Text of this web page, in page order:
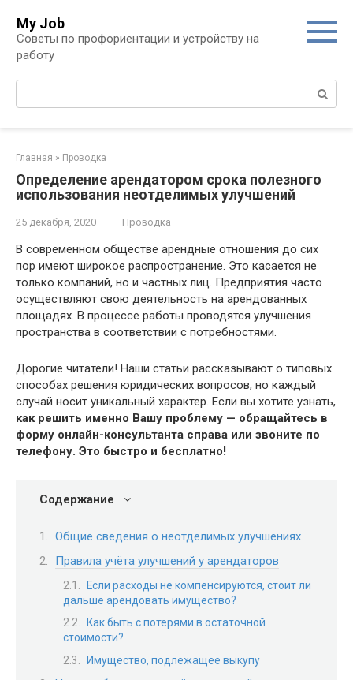
контенту
My Job
Советы по профориентации и устройству на
работу
Главная » Проводка
Определение арендатором срока полезного
использования неотделимых улучшений
25 декабря, 2020 Проводка
В современном обществе арендные отношения до сих
пор имеют широкое распространение. Это касается не
только компаний, но и частных лиц. Предприятия часто
осуществляют свою деятельность на арендованных
площадях. В процессе работы проводятся улучшения
пространства в соответствии с потребностями.
Дорогие читатели! Наши статьи рассказывают о типовых
способах решения юридических вопросов, но каждый
случай носит уникальный характер. Если вы хотите узнать,
как решить именно Вашу проблему — обращайтесь в
форму онлайн-консультанта справа или звоните по
телефону. Это быстро и бесплатно!
Содержание
Общие сведения о неотделимых улучшениях
Правила учёта улучшений у арендаторов
Если расходы не компенсируются, стоит ли
дальше арендовать имущество?
Как быть с потерями в остаточной
стоимости?
Имущество, подлежащее выкупу